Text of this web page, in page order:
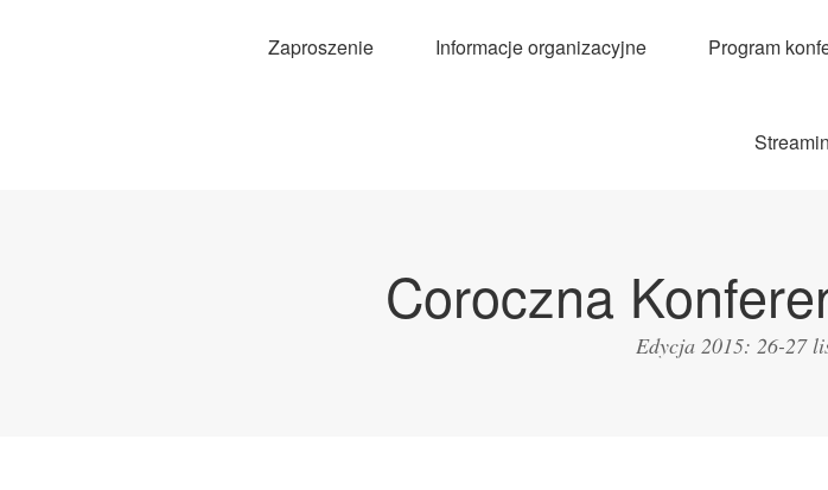
Zaproszenie Informacje organizacyjne Program
Coroczna
Edycja 2015: 26-27